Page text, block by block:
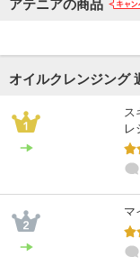
@cosme STORE ス
@cosme STORE ス
@cosme STORE ス
アテニアの商品
オイルクレンジング
ス
レ
マ